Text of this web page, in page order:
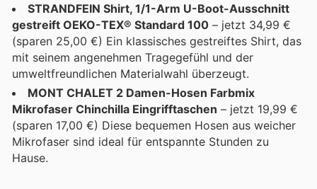
STRANDFEIN Shirt, 1/1-Arm U-Boot-Ausschnitt
gestreift OEKO-TEX® Standard 100 – jetzt 34,99 €
(sparen 25,00 €) Ein klassisches gestreiftes Shirt, das
mit seinem angenehmen Tragegefühl und der
umweltfreundlichen Materialwahl überzeugt.
MONT CHALET 2 Damen-Hosen Farbmix
Mikrofaser Chinchilla Eingrifftaschen – jetzt 19,99 €
(sparen 17,00 €) Diese bequemen Hosen aus weicher
Mikrofaser sind ideal für entspannte Stunden zu
Hause.